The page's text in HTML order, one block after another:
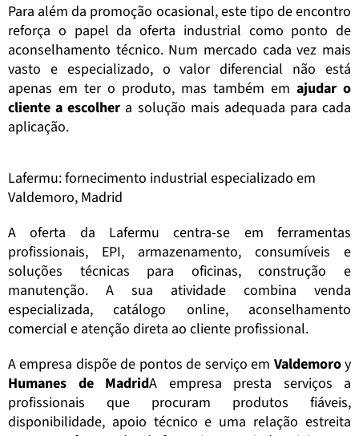
Para além da promoção ocasional, este tipo de encontro
reforça o papel da oferta industrial como ponto de
aconselhamento técnico. Num mercado cada vez mais
vasto e especializado, o valor diferencial não está
apenas em ter o produto, mas também em ajudar o
cliente a escolher a solução mais adequada para cada
aplicação.
Lafermu: fornecimento industrial especializado em
Valdemoro, Madrid
A oferta da Lafermu centra-se em ferramentas
profissionais, EPI, armazenamento, consumíveis e
soluções técnicas para oficinas, construção e
manutenção. A sua atividade combina venda
especializada, catálogo online, aconselhamento
comercial e atenção direta ao cliente profissional.
A empresa dispõe de pontos de serviço em Valdemoroy
Humanes de MadridA empresa presta serviços a
profissionais que procuram produtos fiáveis,
disponibilidade, apoio técnico e uma relação estreita